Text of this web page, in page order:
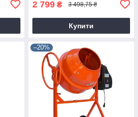
2 799 ₴ 3 498,75 ₴
Купити
–20%